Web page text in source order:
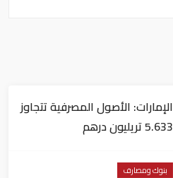
الإمارات: الأصول المصرفية تتجاوز
5.633 تريليون درهم
بنوك ومصارف